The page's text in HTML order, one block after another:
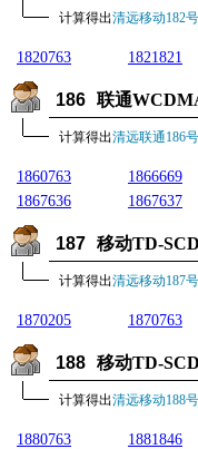
计算得出清远移动182
1820763 1821821
186 联通
计算得出清远联通186
1860763 1866669
1867636
1867637
187 移动TD-
计算得出清远移动187
1870205 1870763
188 移动TD-
计算得出清远移动188
1880763 1881846